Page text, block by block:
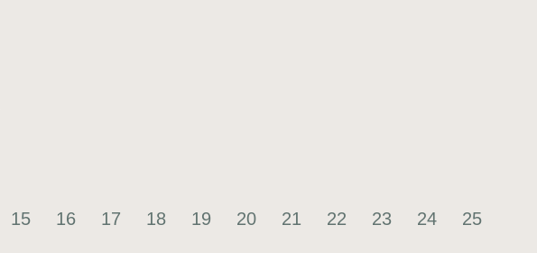
15 16 17 18 19 20 21 22 23 24 25